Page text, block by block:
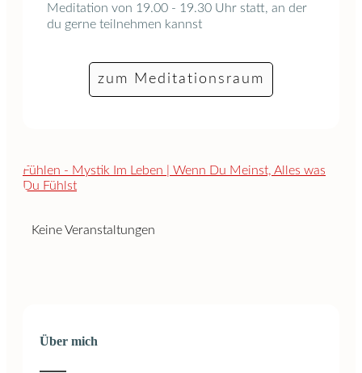
Meditation von 19.00 - 19.30 Uhr statt, an der
du gerne teilnehmen kannst
zum Meditationsraum
Keine Veranstaltungen
Über mich